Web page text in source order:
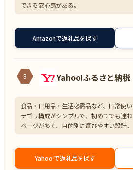
できる安心感がある。
Amazonで返礼品を探す
3 Yahoo!ふるさと納税
食品・日用品・生活必需品など、日常使
テゴリ構成がシンプルで、初めてでも迷
ページが多く、目的別に選びやすい設計。
Yahoo!で返礼品を探す